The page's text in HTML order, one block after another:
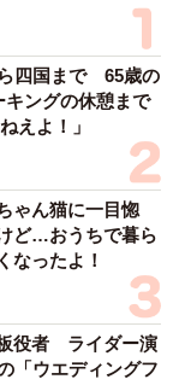
ちゃん、シクロち
ﾞﾆｬﾝ）のぱぱになり
た当初は、ケー
すぐに隠れてし
中に目を離した
し、布団のそば
2カ月経っても触
開けておくと、
四国まで 65歳の
ングの休憩まで
えよ！」
ゃん猫に一目惚
ど…おうちで暮ら
なったよ！
役者 ライダー演
「ウエディングフ